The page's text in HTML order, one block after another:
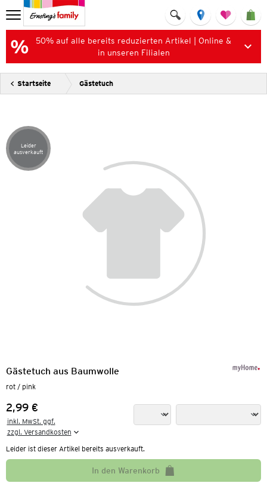
50% auf alle bereits reduzierten Artikel | Online &
in unseren Filialen
Startseite Gästetuch
Artikel leider ausverkauft
Leider
ausverkauft
Gästetuch aus Baumwolle
rot / pink
Preis:
2,99 €
inkl. MwSt. ggf.
zzgl. Versandkosten
Leider ist dieser Artikel bereits ausverkauft.
In den Warenkorb